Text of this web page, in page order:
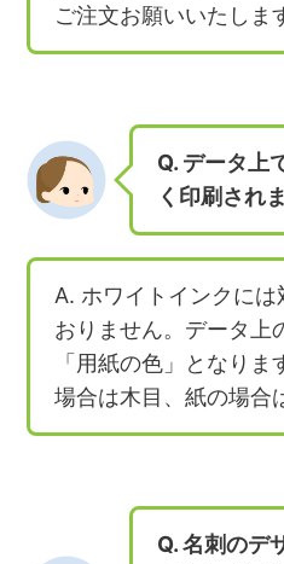
ご注文お願いいたしま
Q. データ上
く印刷され
A. ホワイトインクには
おりません。データ上
「用紙の色」となりま
場合は木目、紙の場合
Q. 名刺のデ